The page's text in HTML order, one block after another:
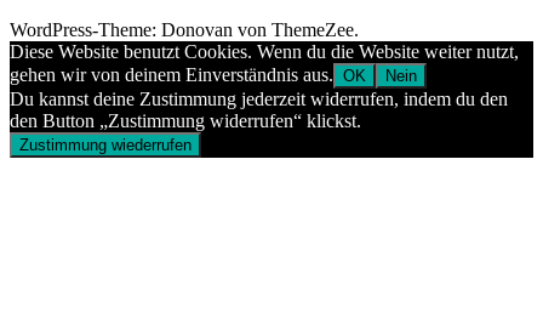
WordPress-Theme: Donovan von ThemeZee.
Diese Website benutzt Cookies. Wenn du die Website weiter nutzt,
gehen wir von deinem Einverständnis aus. OK Nein
Du kannst deine Zustimmung jederzeit widerrufen, indem du den
den Button „Zustimmung widerrufen“ klickst.
Zustimmung wiederrufen